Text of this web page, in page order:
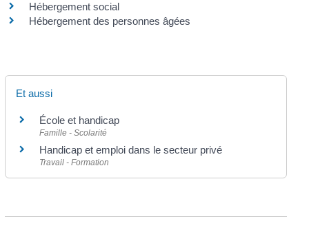
Hébergement social
Hébergement des personnes âgées
Et aussi
École et handicap
Famille - Scolarité
Handicap et emploi dans le secteur privé
Travail - Formation